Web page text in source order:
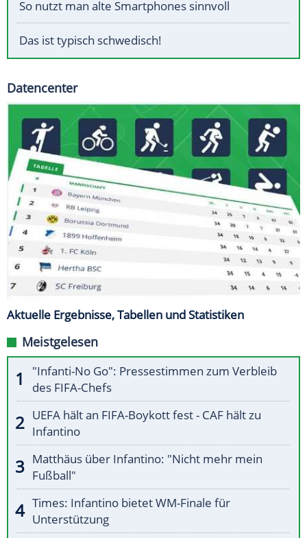
So nutzt man alte Smartphones sinnvoll
Das ist typisch schwedisch!
Datencenter
Aktuelle Ergebnisse, Tabellen und Statistiken
Meistgelesen
"Infanti-No Go": Pressestimmen zum Verbleib
des FIFA-Chefs
UEFA hält an FIFA-Boykott fest - CAF hält zu
Infantino
Matthäus über Infantino: "Nicht mehr mein
Fußball"
Times: Infantino bietet WM-Finale für
Unterstützung